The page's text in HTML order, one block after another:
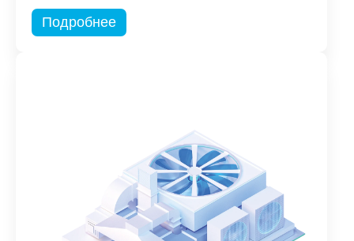
Подробнее